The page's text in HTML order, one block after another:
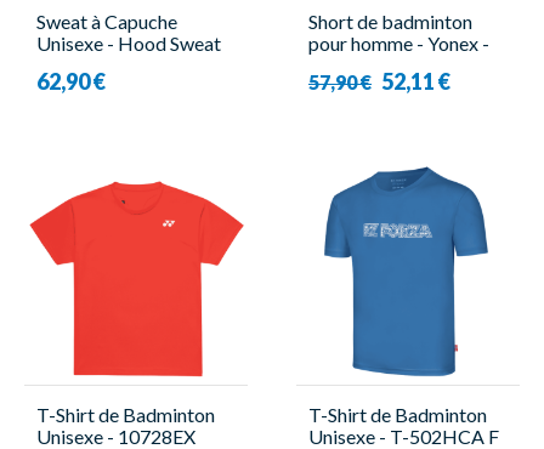
Sweat à Capuche
Unisexe - Hood Sweat
62,90 €
Short de badminton
pour homme - Yonex -
57,90 € 52,11 €
T-Shirt de Badminton
Unisexe - 10728EX
T-Shirt de Badminton
Unisexe - T-502HCA F